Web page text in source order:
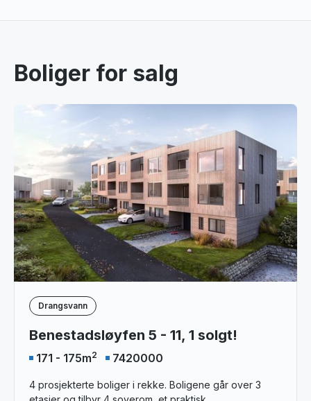
Boliger for salg
Drangsvann
Benestadsløyfen 5 - 11, 1 solgt!
171 - 175m2 7420000
4 prosjekterte boliger i rekke. Boligene går over 3